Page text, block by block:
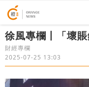
徐風專欄丨「壞
財經專欄
2025-07-25 13:03